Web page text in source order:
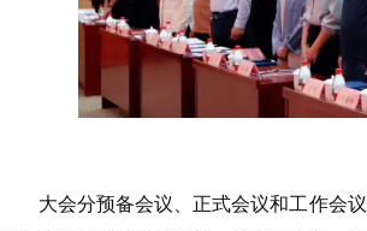
大会分预备会议、正式会议和工作会